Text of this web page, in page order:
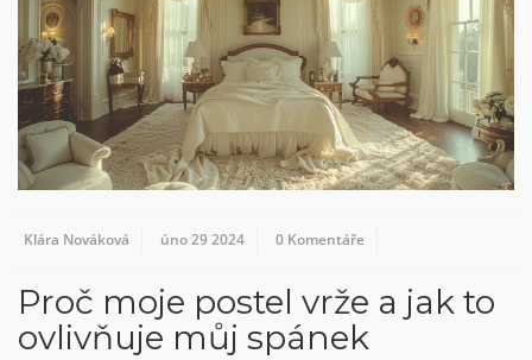
Klára Nováková úno 29 2024 0 Komentáře
Proč moje postel vrže a jak to
ovlivňuje můj spánek